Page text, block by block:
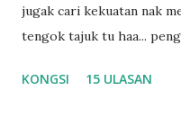
jugak cari kekuatan nak
tengok tajuk tu haa...
tau? yang sebut tu anak
KONGSI 15 ULASAN